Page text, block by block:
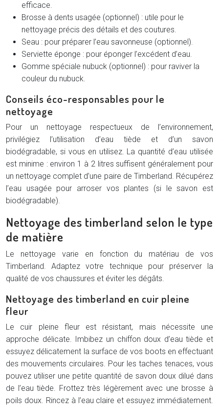
efficace.
Brosse à dents usagée (optionnel) : utile pour le
nettoyage précis des détails et des coutures.
Seau : pour préparer l’eau savonneuse (optionnel).
Serviette éponge : pour éponger l’excédent d’eau.
Gomme spéciale nubuck (optionnel) : pour raviver la
couleur du nubuck.
Conseils éco-responsables pour le
nettoyage
Pour un nettoyage respectueux de l’environnement,
privilégiez l’utilisation d’eau tiède et d’un savon
biodégradable, si vous en utilisez. La quantité d’eau utilisée
est minime : environ 1 à 2 litres suffisent généralement pour
un nettoyage complet d’une paire de Timberland. Récupérez
l’eau usagée pour arroser vos plantes (si le savon est
biodégradable).
Nettoyage des timberland selon le type
de matière
Le nettoyage varie en fonction du matériau de vos
Timberland. Adaptez votre technique pour préserver la
qualité de vos chaussures et éviter les dégâts.
Nettoyage des timberland en cuir pleine
fleur
Le cuir pleine fleur est résistant, mais nécessite une
approche délicate. Imbibez un chiffon doux d’eau tiède et
essuyez délicatement la surface de vos boots en effectuant
des mouvements circulaires. Pour les taches tenaces, vous
pouvez utiliser une petite quantité de savon doux dilué dans
de l’eau tiède. Frottez très légèrement avec une brosse à
poils doux. Rincez à l’eau claire et essuyez immédiatement.